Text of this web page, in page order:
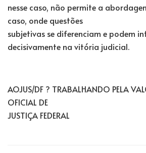
nesse caso, não permite a
caso, onde questões
subjetivas se diferenciam e podem
decisivamente na vitória judicial.
AOJUS/DF ? TRABALHANDO PELA
OFICIAL DE
JUSTIÇA FEDERAL